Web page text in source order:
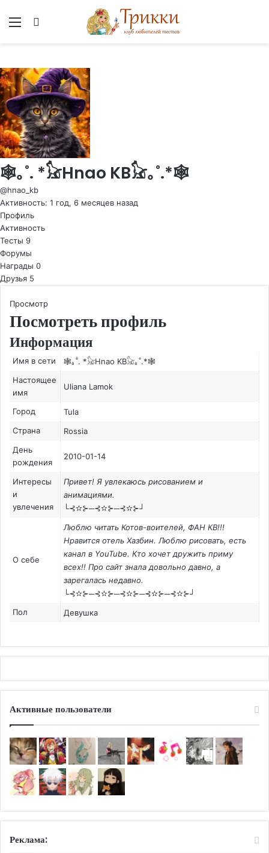
Меню
🕸｡˚. *𓃠Hnao KB𓃠｡˚.*🕸
@hnao_kb
Активность: 1 год, 6 месяцев назад
Профиль
Активность
Тесты 9
Форумы
Награды 0
Друзья 5
Просмотр
Посмотреть профиль
Информация
Имя в сети
🕸｡˚. *𓃠Hnao KB𓃠｡˚.*🕸
Настоящее
имя
Uliana Lamok
Город
Tula
Страна
Rossia
День
рождения
2010-01-14
Интересы
и
увлечения
Привет! Я увлекаюсь рисованием и
анимациями.
└⊰✫⊱─⊰✫⊱─⊰✫⊱┘
О себе
Люблю читать Котов-воителей, ФАН КВ!!!
Нравится отель Хазбин. Люблю рисовать, есть
канал в YouTube. Кто хочет дружить приму
всех!! Про сайт знала довольно давно, а
зарегалась недавно.
└⊰✫⊱─⊰✫⊱─⊰✫⊱─⊰✫⊱─⊰✫⊱┘
Пол
Девушка
Активные пользователи
Реклама: